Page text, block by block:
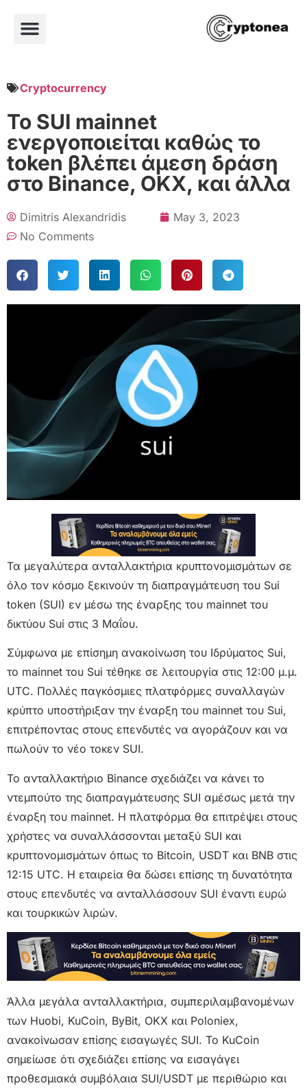
Cryptocurrency
Το SUI mainnet
ενεργοποιείται καθώς το
token βλέπει άμεση δράση
στο Binance, OKX, και άλλα
Dimitris Alexandridis
May 3, 2023
No Comments
Τα μεγαλύτερα ανταλλακτήρια κρυπτονομισμάτων σε
όλο τον κόσμο ξεκινούν τη διαπραγμάτευση του Sui
token (SUI) εν μέσω της έναρξης του mainnet του
δικτύου Sui στις 3 Μαΐου.
Σύμφωνα με επίσημη ανακοίνωση του Ιδρύματος Sui,
το mainnet του Sui τέθηκε σε λειτουργία στις 12:00 μ.μ.
UTC. Πολλές παγκόσμιες πλατφόρμες συναλλαγών
κρύπτο υποστήριξαν την έναρξη του mainnet του Sui,
επιτρέποντας στους επενδυτές να αγοράζουν και να
πωλούν το νέο τοκεν SUI.
Το ανταλλακτήριο Binance σχεδιάζει να κάνει το
ντεμπούτο της διαπραγμάτευσης SUI αμέσως μετά την
έναρξη του mainnet. Η πλατφόρμα θα επιτρέψει στους
χρήστες να συναλλάσσονται μεταξύ SUI και
κρυπτονομισμάτων όπως το Bitcoin, USDT και BNB στις
12:15 UTC. Η εταιρεία θα δώσει επίσης τη δυνατότητα
στους επενδυτές να ανταλλάσσουν SUI έναντι ευρώ
και τουρκικών λιρών.
Άλλα μεγάλα ανταλλακτήρια, συμπεριλαμβανομένων
των Huobi, KuCoin, ByBit, OKX και Poloniex,
ανακοίνωσαν επίσης εισαγωγές SUI. Το KuCoin
σημείωσε ότι σχεδιάζει επίσης να εισαγάγει
προθεσμιακά συμβόλαια SUI/USDT με περιθώριο και